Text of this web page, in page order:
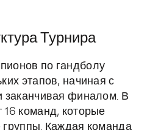
Турнира
по гандболу
этапов, начиная с
заканчивая финалом. В
16 команд, которые
группы. Каждая команда